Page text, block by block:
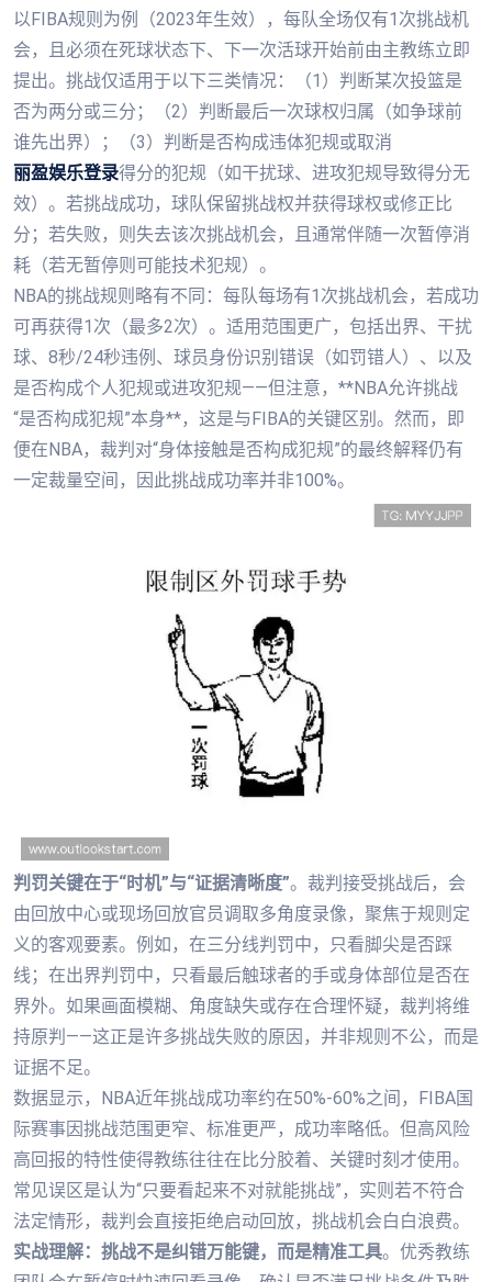
以FIBA规则为例（2023年生效），每队全场仅有1次挑战机
会，且必须在死球状态下、下一次活球开始前由主教练立即
提出。挑战仅适用于以下三类情况：（1）判断某次投篮是
否为两分或三分；（2）判断最后一次球权归属（如争球前
谁先出界）；（3）判断是否构成违体犯规或取消
丽盈娱乐登录得分的犯规（如干扰球、进攻犯规导致得分无
效）。若挑战成功，球队保留挑战权并获得球权或修正比
分；若失败，则失去该次挑战机会，且通常伴随一次暂停消
耗（若无暂停则可能技术犯规）。
NBA的挑战规则略有不同：每队每场有1次挑战机会，若成功
可再获得1次（最多2次）。适用范围更广，包括出界、干扰
球、8秒/24秒违例、球员身份识别错误（如罚错人）、以及
是否构成个人犯规或进攻犯规——但注意，**NBA允许挑战
“是否构成犯规”本身**，这是与FIBA的关键区别。然而，即
便在NBA，裁判对“身体接触是否构成犯规”的最终解释仍有
一定裁量空间，因此挑战成功率并非100%。
判罚关键在于“时机”与“证据清晰度”。裁判接受挑战后，会
由回放中心或现场回放官员调取多角度录像，聚焦于规则定
义的客观要素。例如，在三分线判罚中，只看脚尖是否踩
线；在出界判罚中，只看最后触球者的手或身体部位是否在
界外。如果画面模糊、角度缺失或存在合理怀疑，裁判将维
持原判——这正是许多挑战失败的原因，并非规则不公，而是
证据不足。
数据显示，NBA近年挑战成功率约在50%-60%之间，FIBA国
际赛事因挑战范围更窄、标准更严，成功率略低。但高风险
高回报的特性使得教练往往在比分胶着、关键时刻才使用。
常见误区是认为“只要看起来不对就能挑战”，实则若不符合
法定情形，裁判会直接拒绝启动回放，挑战机会白白浪费。
实战理解：挑战不是纠错万能键，而是精准工具。优秀教练